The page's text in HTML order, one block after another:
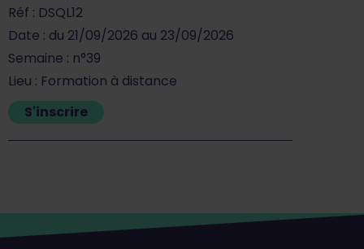
Réf : DSQL12
Date : du 21/09/2026 au 23/09/2026
Semaine : n°39
Lieu : Formation à distance
S'inscrire